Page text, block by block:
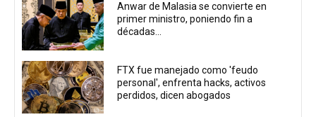
Anwar de Malasia se convierte en
primer ministro, poniendo fin a
décadas...
FTX fue manejado como 'feudo
personal', enfrenta hacks, activos
perdidos, dicen abogados